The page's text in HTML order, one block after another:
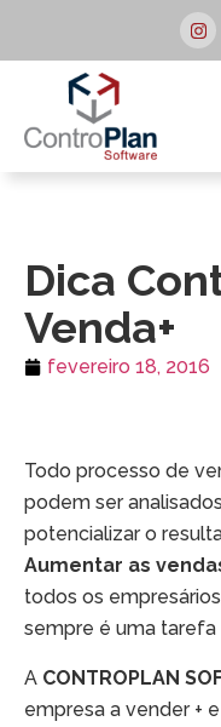
Dica
Venda+
fevereiro 18, 2016
Todo processo de
podem ser
potencializar o
Aumentar as
todos os
sempre é uma tarefa
A CONTROPLAN
empresa a vender +